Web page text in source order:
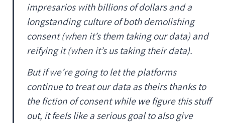
impresarios with billions of dollars and a
longstanding culture of both demolishing
consent (when it’s them taking our data) and
reifying it (when it’s us taking their data).
But if we’re going to let the platforms
continue to treat our data as theirs thanks to
the fiction of consent while we figure this stuff
out, it feels like a serious goal to also give